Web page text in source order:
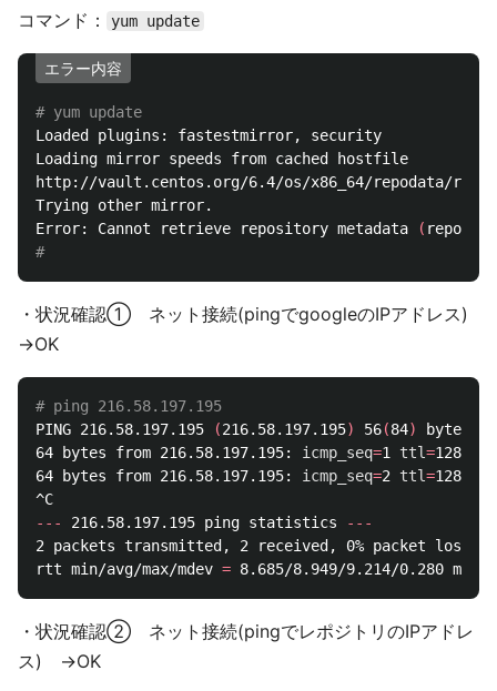
コマンド： yum update
エラー内容
# yum update
Loaded plugins: fastestmirror, security
Loading mirror speeds from cached hostfile
http://vault.centos.org/6.4/os/x86_64/repodata/
Trying other mirror.
Error: Cannot retrieve repository metadata
(
#
・状況確認① ネット接続(pingでgoogleのIPアドレス)
→OK
# ping 216.58.197.195
PING 216.58.197.195
(216.58.197.195) 56(84)
bytes
64 bytes from 216.58.197.195: icmp_seq=1 ttl=128
64 bytes from 216.58.197.195: icmp_seq=2 ttl=128
---
216.58.197.195 ping statistics
---
2 packets transmitted, 2 received, 0% packet loss,
rtt min/avg/max/mdev =
・状況確認② ネット接続(pingでレポジトリのIPアドレ
ス) →OK